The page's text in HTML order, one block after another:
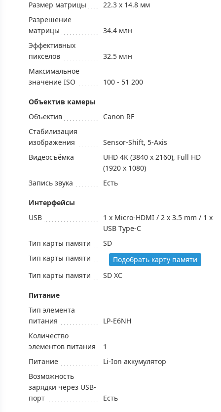
Размер матрицы
22.3 x 14.8 мм
Разрешение
матрицы
34.4 млн
Эффективных
пикселов
32.5 млн
Максимальное
значение ISO
100 - 51 200
Объектив камеры
Объектив
Canon RF
Стабилизация
изображения
Sensor-Shift, 5-Axis
Видеосъёмка
UHD 4K (3840 x 2160), Full HD
(1920 x 1080)
Запись звука
Есть
Интерфейсы
USB
1 x Micro-HDMI / 2 x 3.5 mm / 1 x
USB Type-C
Тип карты памяти
SD
Тип карты памяти
Подобрать карту памяти
Тип карты памяти
SD XC
Питание
Тип элемента
питания
LP-E6NH
Количество
элементов питания
1
Питание
Li-Ion аккумулятор
Возможность
зарядки через USB-
порт
Есть